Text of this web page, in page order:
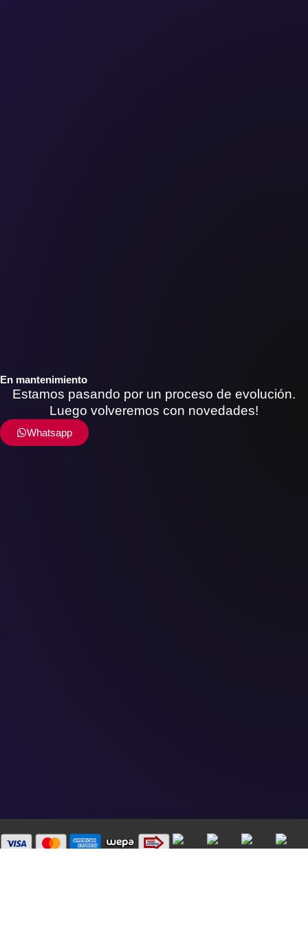
En mantenimiento
Estamos pasando por un proceso de evolución.
Luego volveremos con novedades!
Whatsapp